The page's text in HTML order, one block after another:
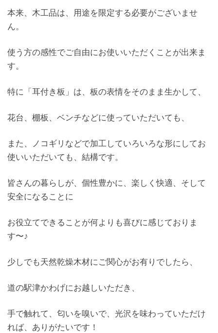
本来、木工品は、用途を限定する必要がございませ
ん。
使う方の感性でご自由にお使いいただくことが出来ま
す。
特に「耳付き板」は、板の表情をそのまま生かして、
花台、棚板、ベンチなどに使っていただいても、
また、ノコギリなどで加工していろいろな形にしてお
使いいただいても、結構です。
皆さんの暮らしが、個性豊かに、楽しく快適、そして
安全になることに
お役立てできることが何よりも喜びに感じておりま
す〜♪
少しでも天然乾燥木材にご関心がお有りでしたら、
道の駅津かわげにお越しいただき、
手で触れて、匂いを嗅いで、光沢を味わっていただけ
れば、ありがたいです！